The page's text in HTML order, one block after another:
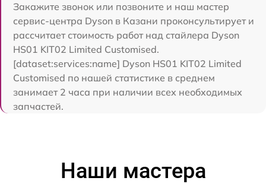
Закажите звонок или позвоните и наш мастер
сервис-центра Dyson в Казани проконсультирует и
рассчитает стоимость работ над стайлера Dyson
HS01 KIT02 Limited Customised.
[dataset:services:name] Dyson HS01 KIT02 Limited
Customised по нашей статистике в среднем
занимает 2 часа при наличии всех необходимых
запчастей.
Наши мастера